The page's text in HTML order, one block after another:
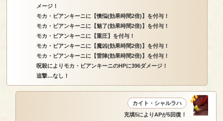
メージ！
モカ・ビアンキーニに【懊悩(効果時間2倍)】を付与！
モカ・ビアンキーニに【魅了(効果時間2倍)】を付与！
モカ・ビアンキーニに【重圧】を付与！
モカ・ビアンキーニに【魔凶(効果時間2倍)】を付与！
モカ・ビアンキーニに【雷陣(効果時間2倍)】を付与！
呪殺によりモカ・ビアンキーニのHPに396ダメージ！
追撃…なし！
カイト・シャルラハ
充填5によりAPが5回復！